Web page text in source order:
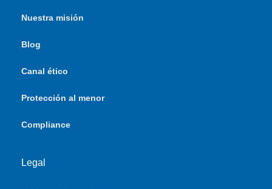
Nuestra misión
Blog
Canal ético
Protección al menor
Compliance
Legal